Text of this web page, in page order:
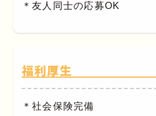
＊友人同士の応募OK
福利厚生
＊社会保険完備